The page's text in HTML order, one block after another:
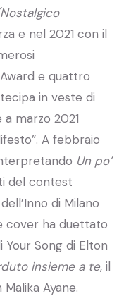
e nel 2021 con il
e quattro
in veste di
a marzo 2021
A febbraio
Un po’
del contest
di Milano
cover ha duettato
Song di Elton
insieme a te, il
Ayane.